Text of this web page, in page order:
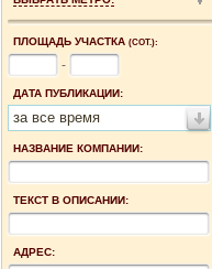
ПЛОЩАДЬ УЧАСТКА (СОТ.):
-
ДАТА ПУБЛИКАЦИИ:
за все время
НАЗВАНИЕ КОМПАНИИ:
ТЕКСТ В ОПИСАНИИ:
АДРЕС: